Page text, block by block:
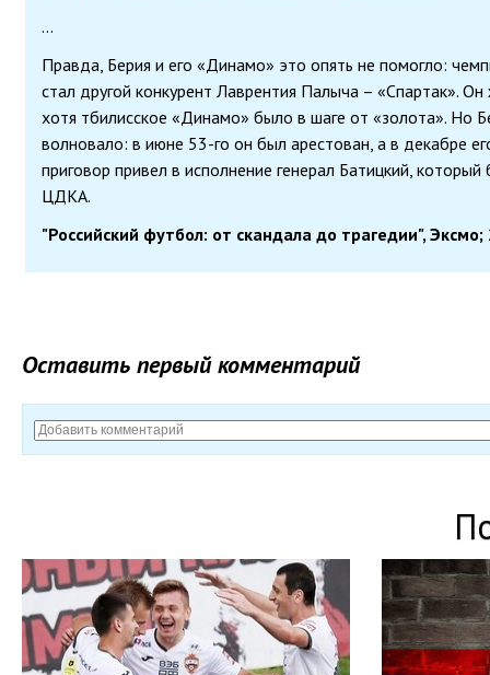
...
Правда, Берия и его «Динамо» это опять не помогло:
стал другой конкурент Лаврентия Палыча – «Спартак».
хотя тбилисское «Динамо» было в шаге от «золота». Но
волновало: в июне 53-го он был арестован, а в декабре
приговор привел в исполнение генерал Батицкий,
ЦДКА.
"Российский футбол: от скандала до трагедии", Эксмо;
Оставить первый комментарий